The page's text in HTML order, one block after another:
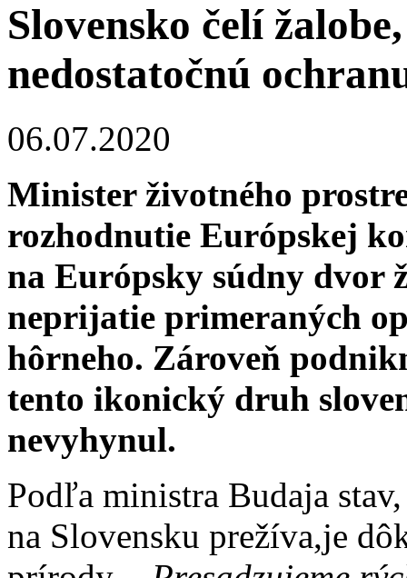
Slovensko čelí
nedostatočnú
06.07.2020
Minister životného
rozhodnutie Európskej
na Európsky súdny dvor
neprijatie primeraných
hôrneho. Zároveň
tento ikonický druh
nevyhynul.
Podľa ministra Budaja
na Slovensku prežíva,je